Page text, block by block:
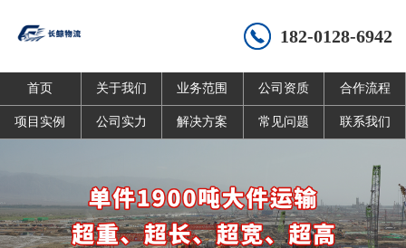
182-0128-6942
首页 关于我们 业务范围 公司资质 合作流程
项目实例 公司实力 解决方案 常见问题 联系我们